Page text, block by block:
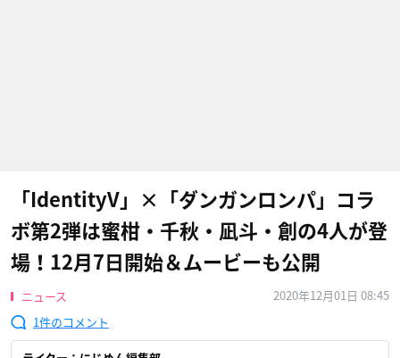
「IdentityV」×「ダンガンロンパ」コラ
ボ第2弾は蜜柑・千秋・凪斗・創の4人が登
場！12月7日開始＆ムービーも公開
ニュース
2020年12月01日 08:45
1